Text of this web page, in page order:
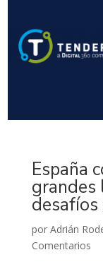
España
grandes
por Adrián
Comentarios